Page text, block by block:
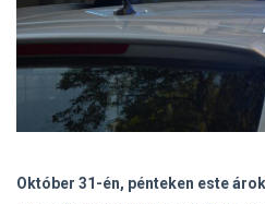
Október 31-én, pénteken este